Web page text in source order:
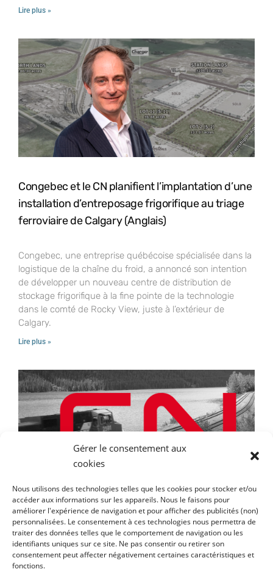
Gérer le consentement aux
cookies
Nous utilisons des technologies telles que les cookies pour stocker et/ou
accéder aux informations sur les appareils. Nous le faisons pour
améliorer l'expérience de navigation et pour afficher des publicités (non)
personnalisées. Le consentement à ces technologies nous permettra de
traiter des données telles que le comportement de navigation ou les
identifiants uniques sur ce site. Ne pas consentir ou retirer son
consentement peut affecter négativement certaines caractéristiques et
fonctions.
Lire plus »
Congebec et le CN planifient l’implantation d’une
installation d’entreposage frigorifique au triage
ferroviaire de Calgary (Anglais)
Congebec, une entreprise québécoise spécialisée dans la
logistique de la chaîne du froid, a annoncé son intention
de développer un nouveau centre de distribution de
stockage frigorifique à la fine pointe de la technologie
dans le comté de Rocky View, juste à l’extérieur de
Calgary.
Lire plus »
Le CN et Congebec étendent la portée de la
logistique de la chaîne d’approvisionnement
frigorifique à l’ensemble de l’Amérique du Nord